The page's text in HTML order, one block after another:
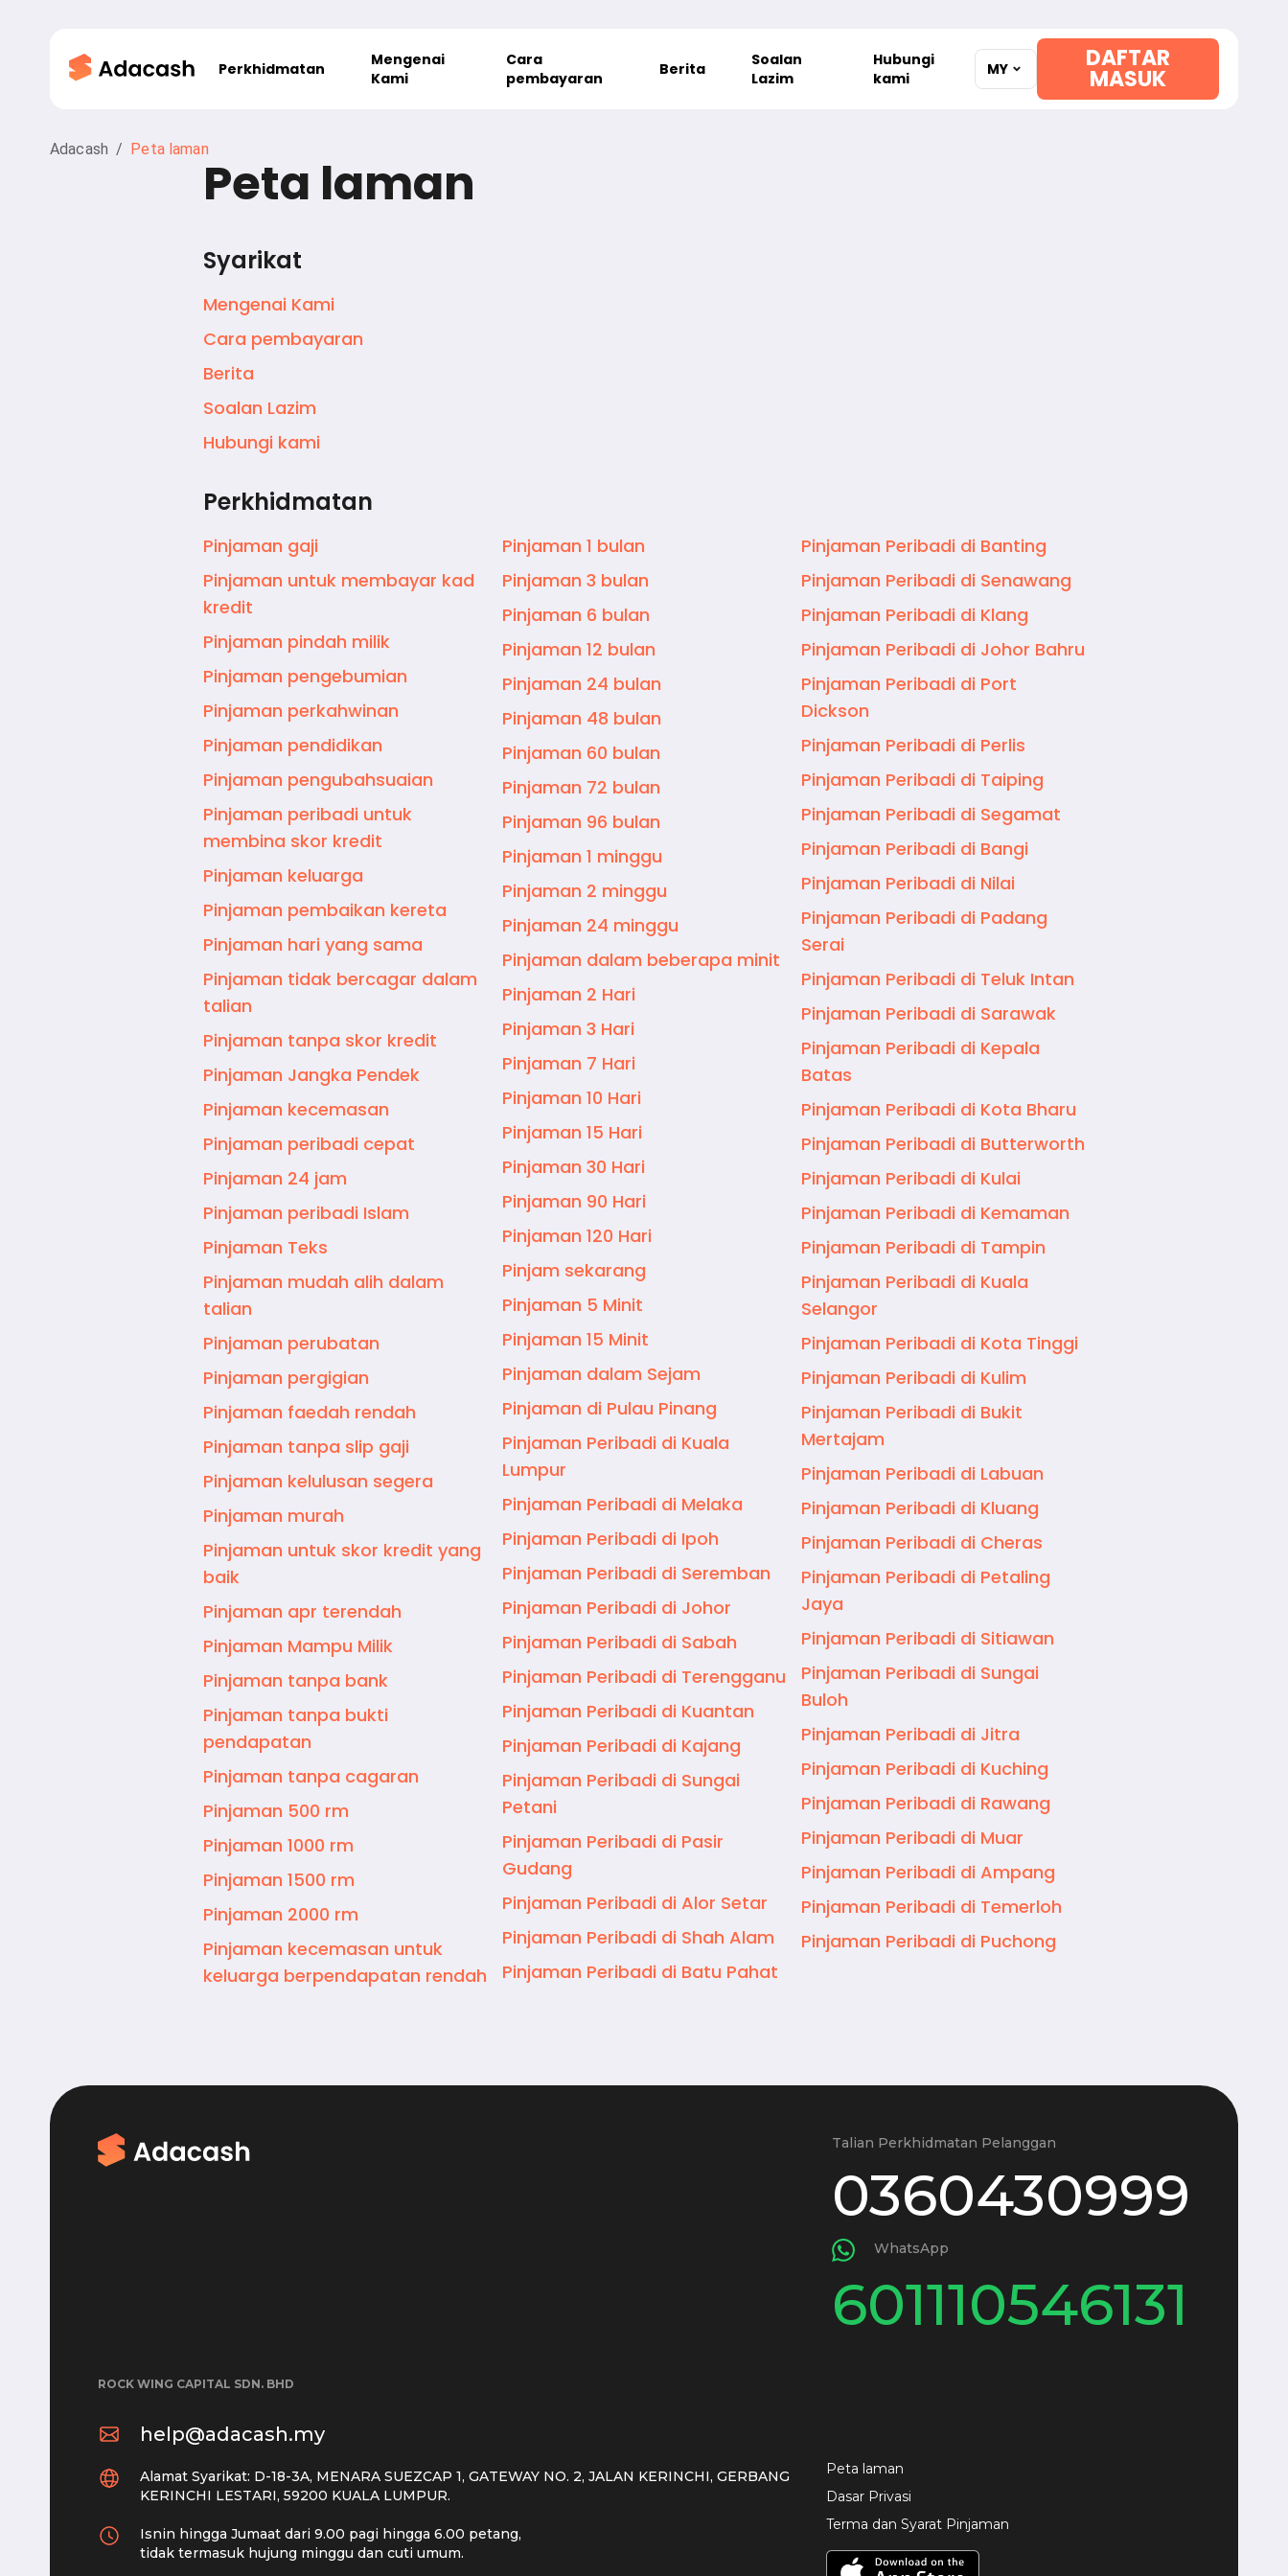
Perkhidmatan
Mengenai
Kami
Cara
pembayaran
Berita
Soalan
Lazim
Hubungi
kami
MY DAFTAR
MASUK
Adacash / Peta laman
Peta laman
Syarikat
Mengenai Kami
Cara pembayaran
Berita
Soalan Lazim
Hubungi kami
Perkhidmatan
Pinjaman gaji
Pinjaman untuk membayar kad
kredit
Pinjaman pindah milik
Pinjaman pengebumian
Pinjaman perkahwinan
Pinjaman pendidikan
Pinjaman pengubahsuaian
Pinjaman peribadi untuk
membina skor kredit
Pinjaman keluarga
Pinjaman pembaikan kereta
Pinjaman hari yang sama
Pinjaman tidak bercagar dalam
talian
Pinjaman tanpa skor kredit
Pinjaman Jangka Pendek
Pinjaman kecemasan
Pinjaman peribadi cepat
Pinjaman 24 jam
Pinjaman peribadi Islam
Pinjaman Teks
Pinjaman mudah alih dalam
talian
Pinjaman perubatan
Pinjaman pergigian
Pinjaman faedah rendah
Pinjaman tanpa slip gaji
Pinjaman kelulusan segera
Pinjaman murah
Pinjaman untuk skor kredit yang
baik
Pinjaman apr terendah
Pinjaman Mampu Milik
Pinjaman tanpa bank
Pinjaman tanpa bukti
pendapatan
Pinjaman tanpa cagaran
Pinjaman 500 rm
Pinjaman 1000 rm
Pinjaman 1500 rm
Pinjaman 2000 rm
Pinjaman kecemasan untuk
keluarga berpendapatan rendah
Pinjaman 1 bulan
Pinjaman 3 bulan
Pinjaman 6 bulan
Pinjaman 12 bulan
Pinjaman 24 bulan
Pinjaman 48 bulan
Pinjaman 60 bulan
Pinjaman 72 bulan
Pinjaman 96 bulan
Pinjaman 1 minggu
Pinjaman 2 minggu
Pinjaman 24 minggu
Pinjaman dalam beberapa minit
Pinjaman 2 Hari
Pinjaman 3 Hari
Pinjaman 7 Hari
Pinjaman 10 Hari
Pinjaman 15 Hari
Pinjaman 30 Hari
Pinjaman 90 Hari
Pinjaman 120 Hari
Pinjam sekarang
Pinjaman 5 Minit
Pinjaman 15 Minit
Pinjaman dalam Sejam
Pinjaman di Pulau Pinang
Pinjaman Peribadi di Kuala
Lumpur
Pinjaman Peribadi di Melaka
Pinjaman Peribadi di Ipoh
Pinjaman Peribadi di Seremban
Pinjaman Peribadi di Johor
Pinjaman Peribadi di Sabah
Pinjaman Peribadi di Terengganu
Pinjaman Peribadi di Kuantan
Pinjaman Peribadi di Kajang
Pinjaman Peribadi di Sungai
Petani
Pinjaman Peribadi di Pasir
Gudang
Pinjaman Peribadi di Alor Setar
Pinjaman Peribadi di Shah Alam
Pinjaman Peribadi di Batu Pahat
Pinjaman Peribadi di Banting
Pinjaman Peribadi di Senawang
Pinjaman Peribadi di Klang
Pinjaman Peribadi di Johor Bahru
Pinjaman Peribadi di Port
Dickson
Pinjaman Peribadi di Perlis
Pinjaman Peribadi di Taiping
Pinjaman Peribadi di Segamat
Pinjaman Peribadi di Bangi
Pinjaman Peribadi di Nilai
Pinjaman Peribadi di Padang
Serai
Pinjaman Peribadi di Teluk Intan
Pinjaman Peribadi di Sarawak
Pinjaman Peribadi di Kepala
Batas
Pinjaman Peribadi di Kota Bharu
Pinjaman Peribadi di Butterworth
Pinjaman Peribadi di Kulai
Pinjaman Peribadi di Kemaman
Pinjaman Peribadi di Tampin
Pinjaman Peribadi di Kuala
Selangor
Pinjaman Peribadi di Kota Tinggi
Pinjaman Peribadi di Kulim
Pinjaman Peribadi di Bukit
Mertajam
Pinjaman Peribadi di Labuan
Pinjaman Peribadi di Kluang
Pinjaman Peribadi di Cheras
Pinjaman Peribadi di Petaling
Jaya
Pinjaman Peribadi di Sitiawan
Pinjaman Peribadi di Sungai
Buloh
Pinjaman Peribadi di Jitra
Pinjaman Peribadi di Kuching
Pinjaman Peribadi di Rawang
Pinjaman Peribadi di Muar
Pinjaman Peribadi di Ampang
Pinjaman Peribadi di Temerloh
Pinjaman Peribadi di Puchong
Talian Perkhidmatan Pelanggan
0360430999
WhatsApp
601110546131
ROCK WING CAPITAL SDN. BHD
help@adacash.my
Alamat Syarikat: D-18-3A, MENARA SUEZCAP 1, GATEWAY NO. 2, JALAN KERINCHI, GERBANG
KERINCHI LESTARI, 59200 KUALA LUMPUR.
Isnin hingga Jumaat dari 9.00 pagi hingga 6.00 petang,
tidak termasuk hujung minggu dan cuti umum.
Peta laman
Dasar Privasi
Terma dan Syarat Pinjaman